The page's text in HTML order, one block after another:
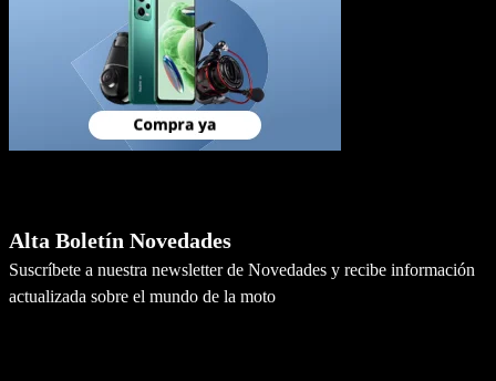
Alta Boletín Novedades
Suscríbete a nuestra newsletter de Novedades y recibe información
actualizada sobre el mundo de la moto